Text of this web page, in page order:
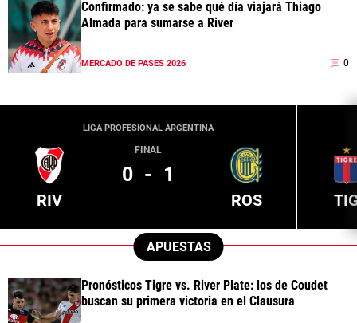
Confirmado: ya se sabe qué día viajará Thiago
Almada para sumarse a River
MERCADO DE PASES 2026 0
LIGA PROFESIONAL ARGENTINA
RIV
FINAL
0 - 1
ROS
APUESTAS
Pronósticos Tigre vs. River Plate: los de Coudet
buscan su primera victoria en el Clausura